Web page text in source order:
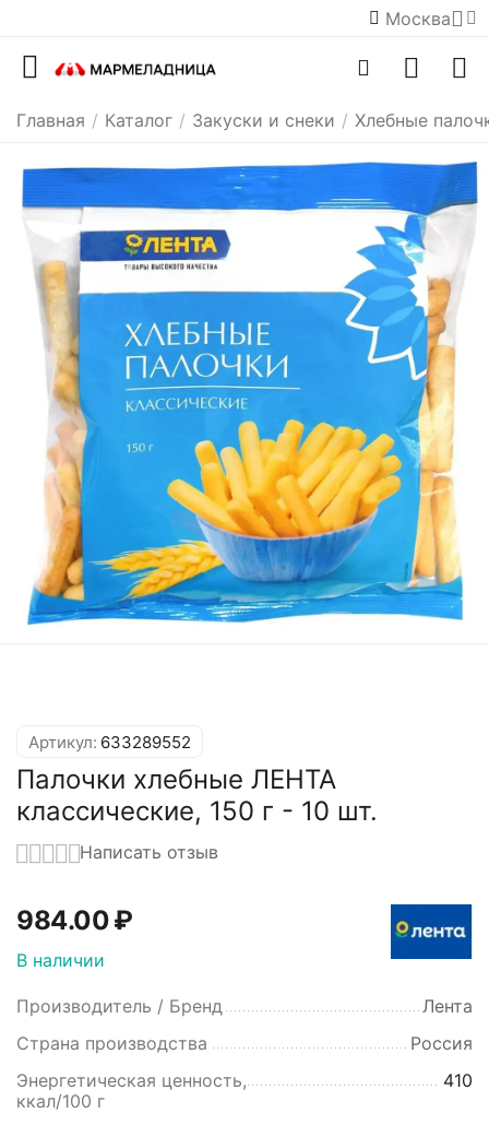
Москва
Главная / Каталог / Закуски и снеки / Хлебные
Артикул: 633289552
Палочки хлебные ЛЕНТА
классические, 150 г - 10 шт.
Написать отзыв
984.00₽
В наличии
Производитель / Бренд
Лента
Страна производства
Россия
Энергетическая ценность,
ккал/100 г
410